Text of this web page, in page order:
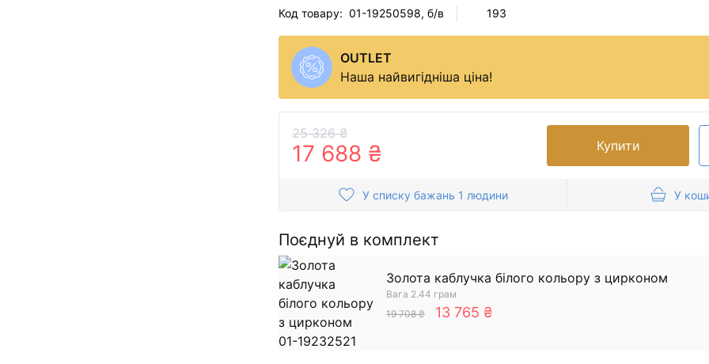
Код товару: 01-19250598, б/в 193
OUTLET
Наша найвигідніша ціна!
25 326 ₴
17 688 ₴ Купити
У списку бажань 1 людини У
Поєднуй в комплект
Золота каблучка білого кольору з цирконом
Вага 2.44 грам
19 708 ₴
13 765 ₴